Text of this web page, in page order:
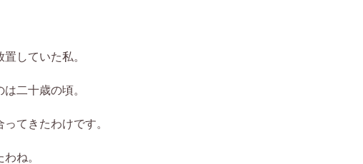
していた私。
二十歳の頃。
てきたわけです。
ね。